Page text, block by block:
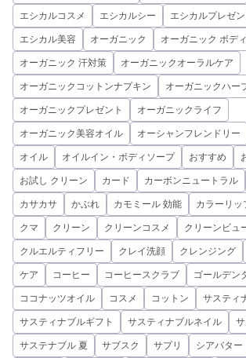
エシカルコスメ エシカルシー エシカルプレゼン
エシカル美容 オーガニック オーガニック ボデ
オーガニック 汗対策 オーガニックオーラルケア
オーガニックコットンナプキン オーガニックハー
オーガニックプレゼント オーガニックライフ
オーガニック美容オイル オーシャンフレンドリー
オイル オイルイン・ボディソープ おすすめ
お試し クリーン カード カーボンニュートラル
カサカサ かぶれ カモミール 効能 カラーリッ
クマ クリーン クリーンコスメ クリーンビュ
クルエルティフリー クレイ洗顔 クレンジング
ケア コーヒー コーヒースクラブ ゴールデン
ココナッツオイル コスメ コットン サスティ
サスティナブルギフト サスティナブルネイル
サステナブル 夏 サブスク サプリ シアバター